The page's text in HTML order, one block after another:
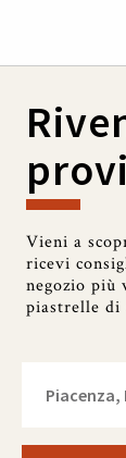
Vieni a
ricevi
negozio più
piastrelle di